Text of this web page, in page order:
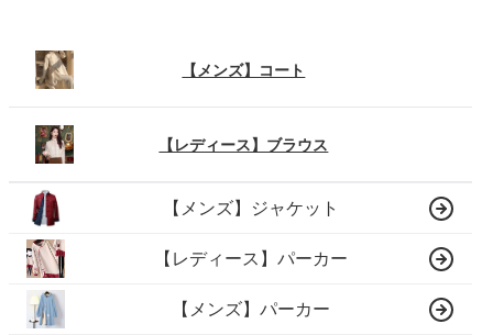
【メンズ】コート
【レディース】ブラウス
【メンズ】ジャケット
【レディース】パーカー
【メンズ】パーカー